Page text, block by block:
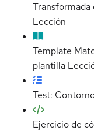
Transformada
Lección
Template
plantilla
Test:
Ejercicio de